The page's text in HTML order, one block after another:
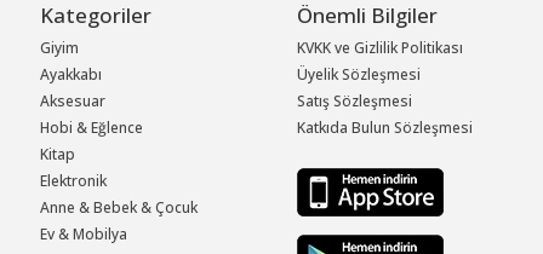
Kategoriler
Giyim
Ayakkabı
Aksesuar
Hobi & Eğlence
Kitap
Elektronik
Anne & Bebek & Çocuk
Ev & Mobilya
Önemli Bilgiler
KVKK ve Gizlilik Politikası
Üyelik Sözleşmesi
Satış Sözleşmesi
Katkıda Bulun Sözleşmesi